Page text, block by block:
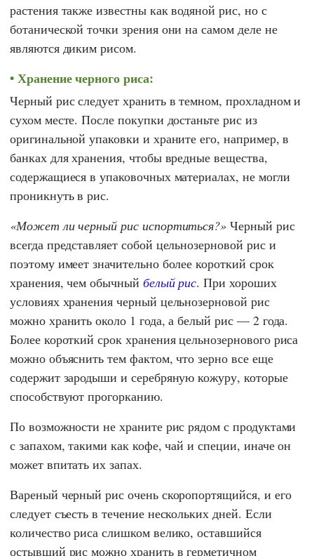
растения также известны как водяной рис, но с
ботанической точки зрения они на самом деле не
являются диким рисом.
Хранение черного риса:
Черный рис следует хранить в темном, прохладном и
сухом месте. После покупки достаньте рис из
оригинальной упаковки и храните его, например, в
банках для хранения, чтобы вредные вещества,
содержащиеся в упаковочных материалах, не могли
проникнуть в рис.
Может ли черный рис испортиться? Черный рис
всегда представляет собой цельнозерновой рис и
поэтому имеет значительно более короткий срок
хранения, чем обычный белый рис. При хороших
условиях хранения черный цельнозерновой рис
можно хранить около 1 года, а белый рис — 2 года.
Более короткий срок хранения цельнозернового риса
можно объяснить тем фактом, что зерно все еще
содержит зародыши и серебряную кожуру, которые
способствуют прогорканию.
По возможности не храните рис рядом с продуктами
с запахом, такими как кофе, чай и специи, иначе он
может впитать их запах.
Вареный черный рис очень скоропортящийся, и его
следует съесть в течение нескольких дней. Если
количество риса слишком велико, оставшийся
остывший рис можно хранить в герметичном